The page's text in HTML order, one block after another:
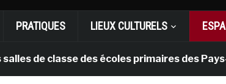
PRATIQUES LIEUX CULTURELS
classe des écoles primaires des Pays-bas